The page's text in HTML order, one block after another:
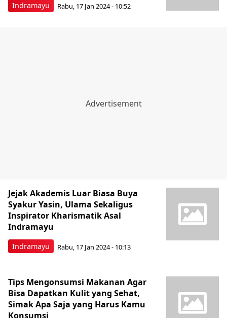
Indramayu Rabu, 17 Jan 2024 - 10:52
Indramayu
Jejak Akademis Luar Biasa Buya
Syakur Yasin, Ulama Sekaligus
Inspirator Kharismatik Asal
Indramayu
Rabu, 17 Jan 2024 - 10:13
Tips Mengonsumsi Makanan Agar
Bisa Dapatkan Kulit yang Sehat,
Simak Apa Saja yang Harus Kamu
Konsumsi